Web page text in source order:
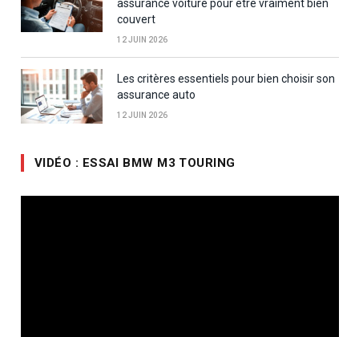
assurance voiture pour être vraiment bien
couvert
12 JUIN 2026
Les critères essentiels pour bien choisir son
assurance auto
12 JUIN 2026
VIDÉO : ESSAI BMW M3 TOURING